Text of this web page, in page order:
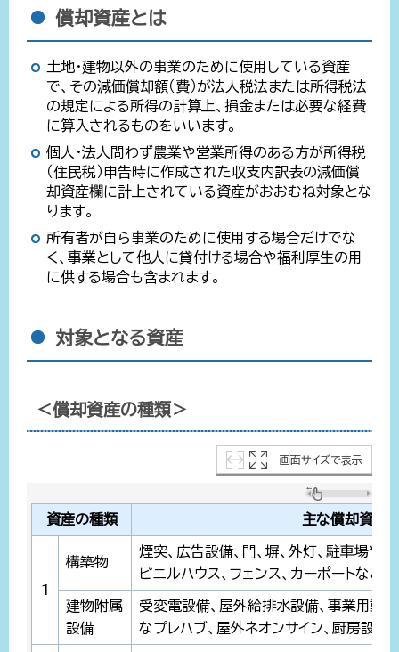
償却資産とは
土地・建物以外の事業のために使用している資産
で、その減価償却額（費）が法人税法または所得税法
の規定による所得の計算上、損金または必要な経費
に算入されるものをいいます。
個人・法人問わず農業や営業所得のある方が所得税
（住民税）申告時に作成された収支内訳表の減価償
却資産欄に計上されている資産がおおむね対象とな
ります。
所有者が自ら事業のために使用する場合だけでな
く、事業として他人に貸付ける場合や福利厚生の用
に供する場合も含まれます。
対象となる資産
＜償却資産の種類＞
画面サイズで表示
資産の種類 主な償却資産
1
構築物
煙突、広告設備、門、塀、外灯、駐車場や
ビニルハウス、フェンス、カーポートなど
建物附属
設備
受変電設備、屋外給排水設備、事業用動
なプレハブ、屋外ネオンサイン、厨房設備